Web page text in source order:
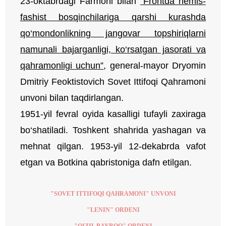
fashist bosqinchilariga qarshi kurashda
qo‘mondonlikning jangovar topshiriqlarni
namunali bajarganligi, ko‘rsatgan jasorati va
qahramonligi uchun”, general-mayor Dryomin
Dmitriy Feoktistovich Sovet Ittifoqi Qahramoni
unvoni bilan taqdirlangan.
1951-yil fevral oyida kasalligi tufayli zaxiraga
bo‘shatiladi. Toshkent shahrida yashagan va
mehnat qilgan. 1953-yil 12-dekabrda vafot
etgan va Botkina qabristoniga dafn etilgan.
"SOVET ITTIFOQI QAHRAMONI" UNVONI
"LENIN" ORDENI